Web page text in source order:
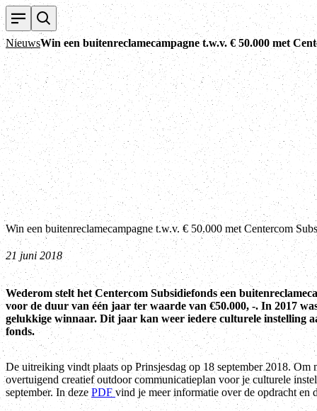
NieuwsWin een buitenreclamecampagne t.w.v. € 50.000 met
Win een buitenreclamecampagne t.w.v. € 50.000 met Centercom
21 juni 2018
Wederom stelt het Centercom Subsidiefonds een
voor de duur van één jaar ter waarde van €50.000, -. In 2017
gelukkige winnaar. Dit jaar kan weer iedere culturele instelling
fonds.
De uitreiking vindt plaats op Prinsjesdag op 18 september 2018. Om
overtuigend creatief outdoor communicatieplan voor je culturele
september. In dezePDF vind je meer informatie over de opdracht en